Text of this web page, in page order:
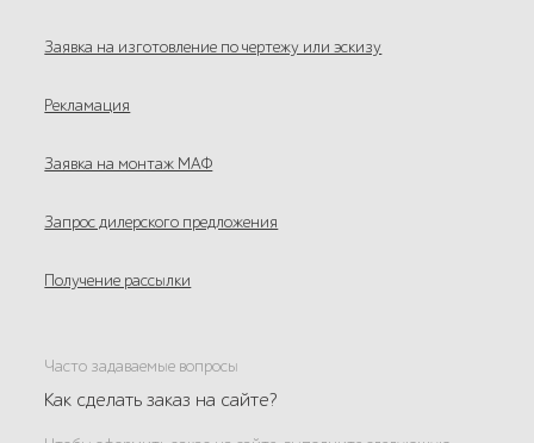
Заявка на изготовление по чертежу или эскизу
Рекламация
Заявка на монтаж МАФ
Запрос дилерского предложения
Получение рассылки
Часто задаваемые вопросы
Как сделать заказ на сайте?